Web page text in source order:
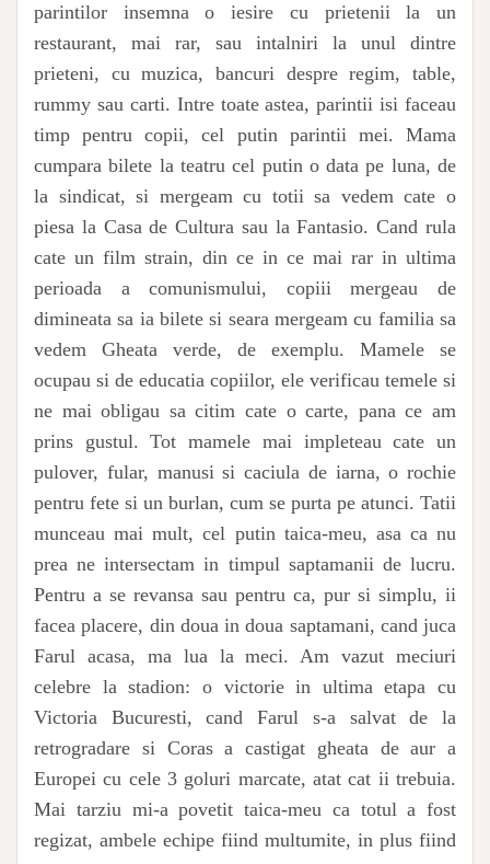
parintilor insemna o iesire cu prietenii la un
restaurant, mai rar, sau intalniri la unul dintre
prieteni, cu muzica, bancuri despre regim, table,
rummy sau carti. Intre toate astea, parintii isi faceau
timp pentru copii, cel putin parintii mei. Mama
cumpara bilete la teatru cel putin o data pe luna, de
la sindicat, si mergeam cu totii sa vedem cate o
piesa la Casa de Cultura sau la Fantasio. Cand rula
cate un film strain, din ce in ce mai rar in ultima
perioada a comunismului, copiii mergeau de
dimineata sa ia bilete si seara mergeam cu familia sa
vedem Gheata verde, de exemplu. Mamele se
ocupau si de educatia copiilor, ele verificau temele si
ne mai obligau sa citim cate o carte, pana ce am
prins gustul. Tot mamele mai impleteau cate un
pulover, fular, manusi si caciula de iarna, o rochie
pentru fete si un burlan, cum se purta pe atunci. Tatii
munceau mai mult, cel putin taica-meu, asa ca nu
prea ne intersectam in timpul saptamanii de lucru.
Pentru a se revansa sau pentru ca, pur si simplu, ii
facea placere, din doua in doua saptamani, cand juca
Farul acasa, ma lua la meci. Am vazut meciuri
celebre la stadion: o victorie in ultima etapa cu
Victoria Bucuresti, cand Farul s-a salvat de la
retrogradare si Coras a castigat gheata de aur a
Europei cu cele 3 goluri marcate, atat cat ii trebuia.
Mai tarziu mi-a povetit taica-meu ca totul a fost
regizat, ambele echipe fiind multumite, in plus fiind